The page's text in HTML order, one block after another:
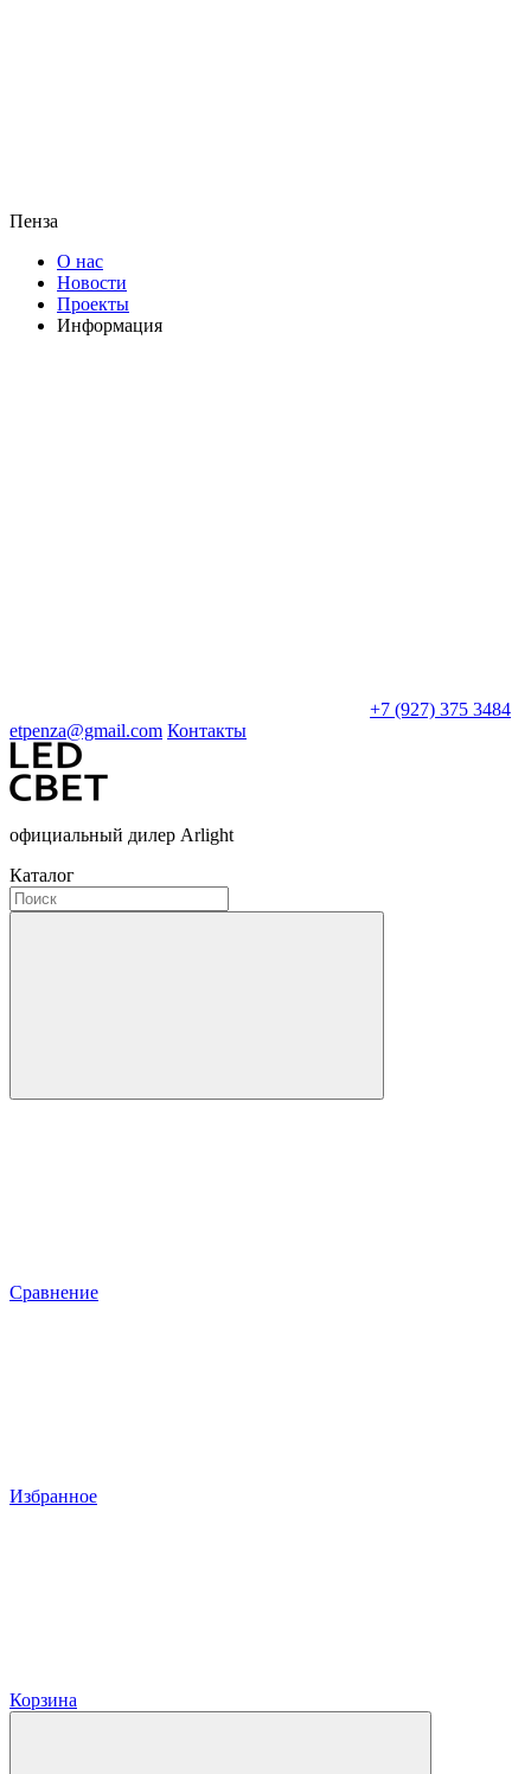
Пенза
О нас
Новости
Проекты
Информация
+7 (927) 375 3484
etpenza@gmail.com Контакты
официальный дилер Arlight
Каталог
Сравнение
Избранное
Корзина